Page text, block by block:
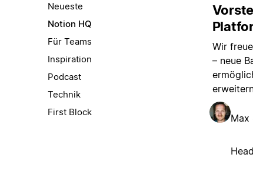
Neueste
Notion HQ
Für Teams
Inspiration
Podcast
Technik
First Block
Wir
– neue
Max